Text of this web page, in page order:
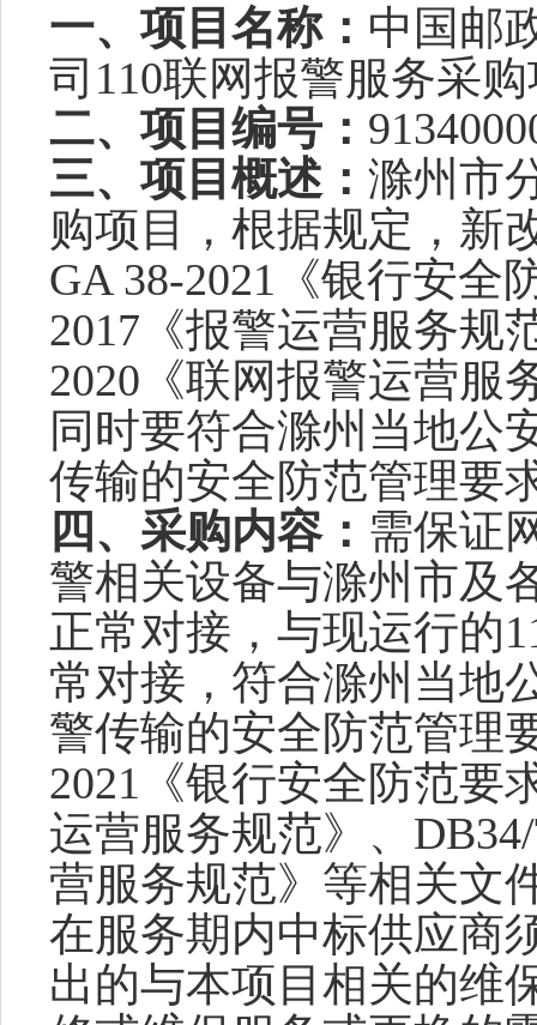
一、项目名称： 中国邮
司 110联网报警服务采
二、项目编号 ：
三、项目概述 ： 滁州市
购项目， 根据规定，新
GA 38-2021《银行安全
2017《报警运营服务规
2020《联网报警运营服
同时要符合滁州当地公
传输的安全防范管理要
四、采购内容： 需保证
警相关设备与滁州市及
正常对接，与现运行的
常对接，符合滁州当地
警传输的安全防范管理
2021《银行安全防范要
运营服务规范》、
营服务规范》等相关文
在服务期内中标供应商
出的与本项目相关的维